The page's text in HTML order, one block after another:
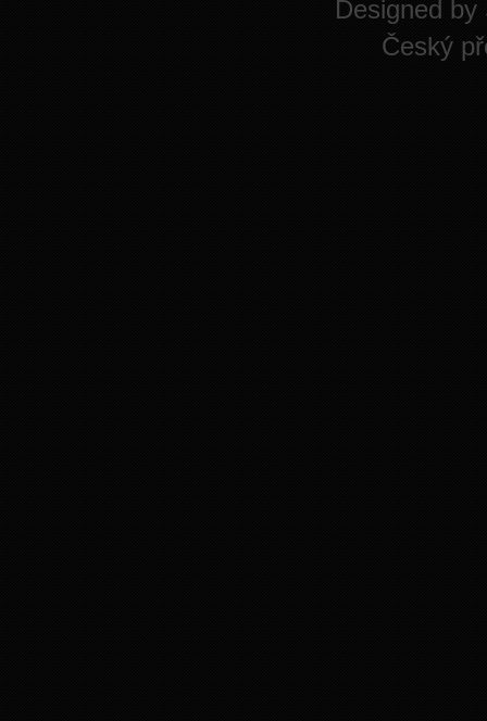
Designed by
Český